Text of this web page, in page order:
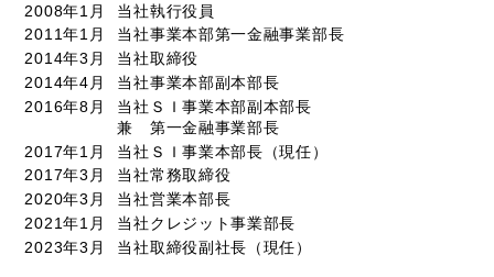
2008年1月
当社執行役員
2011年1月
当社事業本部第一金融事業部長
2014年3月
当社取締役
2014年4月
当社事業本部副本部長
2016年8月
当社ＳＩ事業本部副本部長
兼 第一金融事業部長
2017年1月
当社ＳＩ事業本部長（現任）
2017年3月
当社常務取締役
2020年3月
当社営業本部長
2021年1月
当社クレジット事業部長
2023年3月
当社取締役副社長（現任）